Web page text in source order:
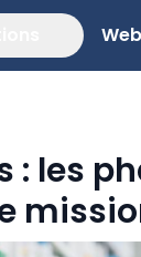
: les